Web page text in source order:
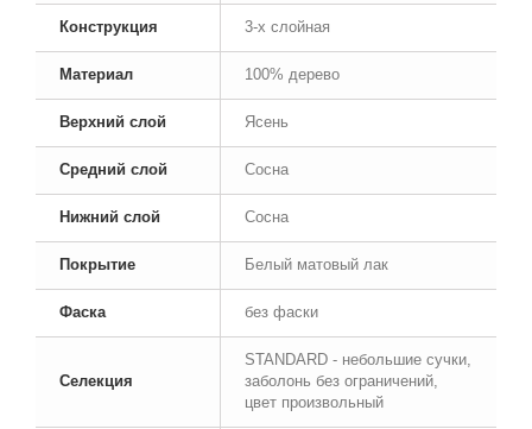
Конструкция 3-х слойная
Материал 100% дерево
Верхний слой Ясень
Средний слой Сосна
Нижний слой Сосна
Покрытие Белый матовый лак
Фаска без фаски
Селекция
STANDARD - небольшие сучки,
заболонь без ограничений,
цвет произвольный